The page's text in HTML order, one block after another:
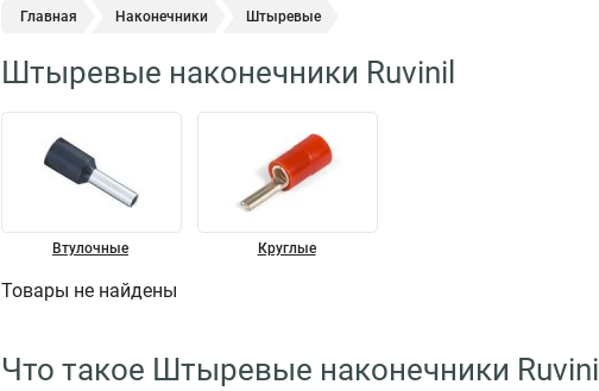
Главная Наконечники Штыревые
Штыревые наконечники Ruvinil
Втулочные Круглые
Товары не найдены
Что такое Штыревые наконечники Ruvinil